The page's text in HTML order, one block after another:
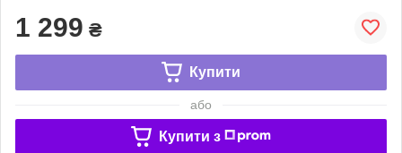
1 299 ₴
Купити
або
Купити з